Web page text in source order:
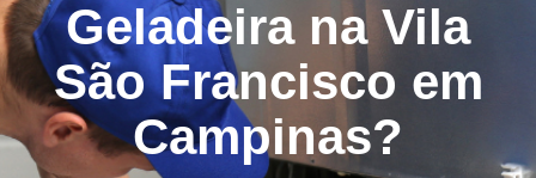
Geladeira na Vila
São Francisco em
Campinas?